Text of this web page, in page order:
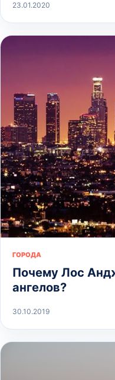
23.01.2020
ГОРОДА
Почему Лос
ангелов?
30.10.2019